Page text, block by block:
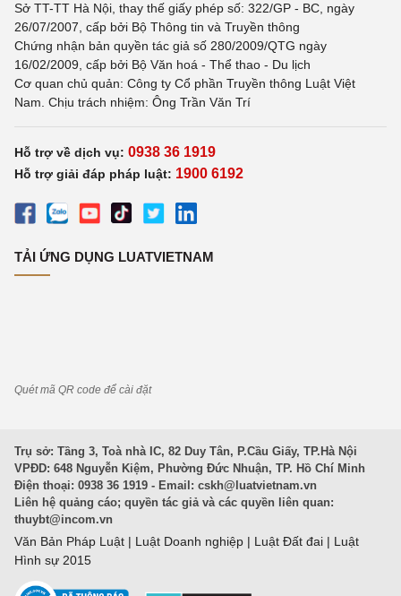
Sở TT-TT Hà Nội, thay thế giấy phép số: 322/GP - BC, ngày
26/07/2007, cấp bởi Bộ Thông tin và Truyền thông
Chứng nhận bản quyền tác giả số 280/2009/QTG ngày
16/02/2009, cấp bởi Bộ Văn hoá - Thể thao - Du lịch
Cơ quan chủ quản: Công ty Cổ phần Truyền thông Luật Việt
Nam. Chịu trách nhiệm: Ông Trần Văn Trí
Hỗ trợ về dịch vụ: 0938 36 1919
Hỗ trợ giải đáp pháp luật: 1900 6192
TẢI ỨNG DỤNG LUATVIETNAM
Quét mã QR code để cài đặt
Trụ sở: Tầng 3, Toà nhà IC, 82 Duy Tân, P.Cầu Giấy, TP.Hà Nội
VPĐD: 648 Nguyễn Kiệm, Phường Đức Nhuận, TP. Hồ Chí Minh
Điện thoại: 0938 36 1919 - Email: cskh@luatvietnam.vn
Liên hệ quảng cáo; quyền tác giả và các quyền liên quan:
thuybt@incom.vn
Văn Bản Pháp Luật | Luật Doanh nghiệp | Luật Đất đai | Luật
Hình sự 2015